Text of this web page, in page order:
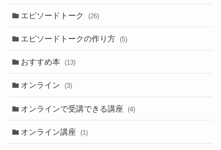
エピソードトーク (26)
エピソードトークの作り方 (5)
おすすめ本 (13)
オンライン (3)
オンラインで受講できる講座 (4)
オンライン講座 (1)